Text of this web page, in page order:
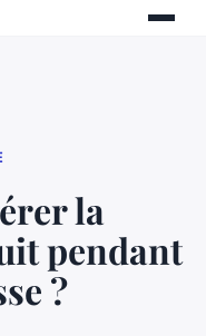
la
pendant
?